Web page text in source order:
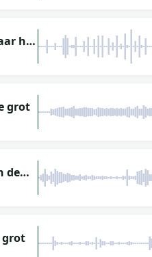
het
grot
de
grot